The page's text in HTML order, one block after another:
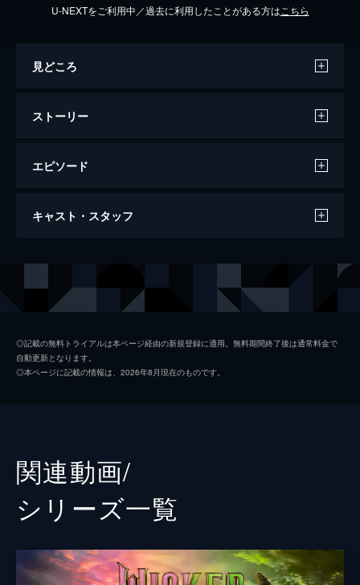
U-NEXTをご利用中／過去に利用したことがある方は こちら
見どころ
ストーリー
エピソード
ウィキッド ふたりの魔女
キャスト・スタッフ
グリンダ アリアナ・グランデ
マダム・モリブル
声の出演 ディラモンド教授 ピーター・ディンクレイジ
◎記載の無料トライアルは本ページ経由の新規登録に適用。無料期間終了後は通常料金で
自動更新となります。
◎本ページに記載の情報は、2026年8月現在のものです。
関連動画/
シリーズ⼀覧